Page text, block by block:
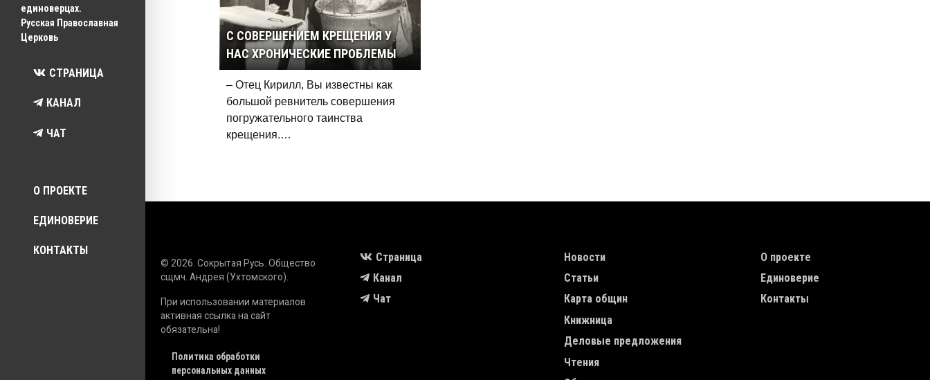
единоверцах.
Русская Православная
Церковь
СТРАНИЦА
КАНАЛ
ЧАТ
Top menu
О ПРОЕКТЕ
ЕДИНОВЕРИЕ
КОНТАКТЫ
С СОВЕРШЕНИЕМ КРЕЩЕНИЯ У
НАС ХРОНИЧЕСКИЕ ПРОБЛЕМЫ
– Отец Кирилл, Вы известны как
большой ревнитель совершения
погружательного таинства
крещения.…
© 2026. Сокрытая Русь. Общество
сщмч. Андрея (Ухтомского).
При использовании материалов
активная ссылка на сайт
обязательна!
Политика обработки
персональных данных
Страница
Канал
Чат
MAIN NAVIGATION
Новости
Статьи
Карта общин
Книжница
Деловые предложения
Чтения
TOP MENU
О проекте
Единоверие
Контакты